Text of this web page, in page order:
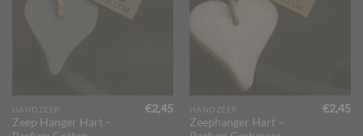
HANDZEEP
Zeep Hanger Hart –
€2,45 HANDZEEP
Zeephanger Hart –
€2,45